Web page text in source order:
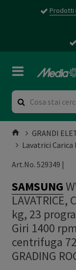
Prodotti
GRANDI
Lavatrici
Art.No. 529349 |
SAMSUNG
kg, 23
Giri 1400
centrifuga
GRADING